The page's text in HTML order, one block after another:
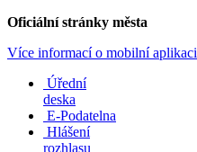
Oficiální stránky města
Více informací o mobilní aplikaci
Úřední
deska
E-Podatelna
Hlášení
rozhlasu